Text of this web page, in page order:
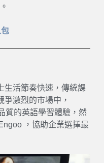
。
生活節奏快速，傳統課
激烈的市場中，
質的英語學習體驗，然
，協助企業選擇最